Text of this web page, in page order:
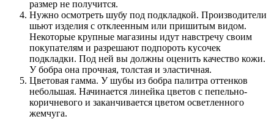
размер не получится.
Нужно осмотреть шубу под подкладкой. Производители
шьют изделия с отклеенным или пришитым видом.
Некоторые крупные магазины идут навстречу своим
покупателям и разрешают подпороть кусочек
подкладки. Под ней вы должны оценить качество кожи.
У бобра она прочная, толстая и эластичная.
Цветовая гамма. У шубы из бобра палитра оттенков
небольшая. Начинается линейка цветов с пепельно-
коричневого и заканчивается цветом осветленного
жемчуга.